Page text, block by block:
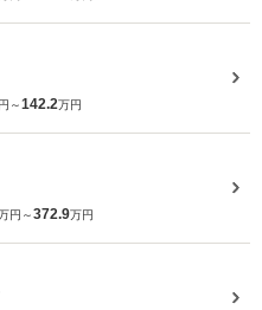
～142.2万円
円～372.9万円